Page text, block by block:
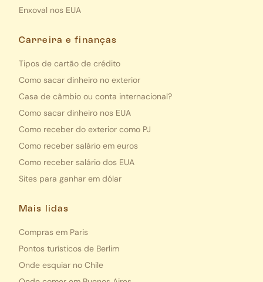
Enxoval nos EUA
Carreira e finanças
Tipos de cartão de crédito
Como sacar dinheiro no exterior
Casa de câmbio ou conta internacional?
Como sacar dinheiro nos EUA
Como receber do exterior como PJ
Como receber salário em euros
Como receber salário dos EUA
Sites para ganhar em dólar
Mais lidas
Compras em Paris
Pontos turísticos de Berlim
Onde esquiar no Chile